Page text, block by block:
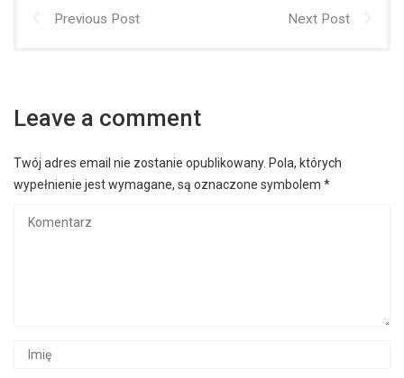
Previous Post Next Post
Leave a comment
Twój adres email nie zostanie opublikowany. Pola, których
wypełnienie jest wymagane, są oznaczone symbolem *